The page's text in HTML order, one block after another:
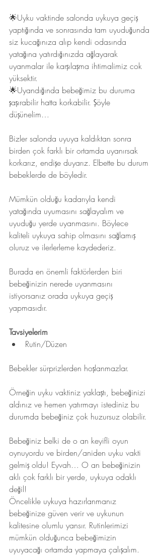
🌟Uyku vaktinde salonda uykuya geçiş
yaptığında ve sonrasında tam uyuduğunda
siz kucağınıza alıp kendi odasında
yatağına yatırdığınızda ağlayarak
uyanmalar ile karşılaşma ihtimalimiz cok
yüksektir.
🌟Uyandığında bebeğimiz bu duruma
şaşırabilir hatta korkabilir. Şöyle
düşünelim…
Bizler salonda uyuya kaldıktan sonra
birden çok farklı bir ortamda uyanırsak
korkarız, endişe duyarız. Elbette bu durum
bebeklerde de böyledir.
Mümkün olduğu kadarıyla kendi
yatağında uyumasını sağlayalım ve
uyuduğu yerde uyanmasını. Böylece
kaliteli uykuya sahip olmasını sağlamış
oluruz ve ilerlerleme kaydederiz.
Burada en önemli faktörlerden biri
bebeğinizin nerede uyanmasını
istiyorsanız orada uykuya geçiş
yapmasıdır.
Tavsiyelerim
Rutin/Düzen
Bebekler sürprizlerden hoşlanmazlar.
Örneğin uyku vaktiniz yaklaştı, bebeğinizi
aldınız ve hemen yatırmayı istediniz bu
durumda bebeğiniz çok huzursuz olabilir.
Bebeğiniz belki de o an keyifli oyun
oynuyordu ve birden/aniden uyku vakti
gelmiş oldu! Eyvah… O an bebeğinizin
aklı çok farklı bir yerde, uykuya odaklı
değil!
Öncelikle uykuya hazırlanmanız
bebeğinize güven verir ve uykunun
kalitesine olumlu yansır. Rutinlerimizi
mümkün olduğunca bebeğimizin
uyuyacağı ortamda yapmaya çalışalım.